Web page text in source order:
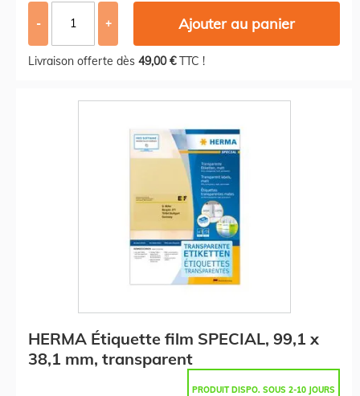
- + Ajouter au panier
Livraison offerte dès 49,00 €TTC !
HERMA Étiquette film SPECIAL, 99,1 x
38,1 mm, transparent
PRODUIT DISPO. SOUS 2-10 JOURS